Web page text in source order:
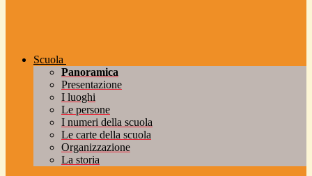
Scuola
Panoramica
Presentazione
I luoghi
Le persone
I numeri della scuola
Le carte della scuola
Organizzazione
La storia